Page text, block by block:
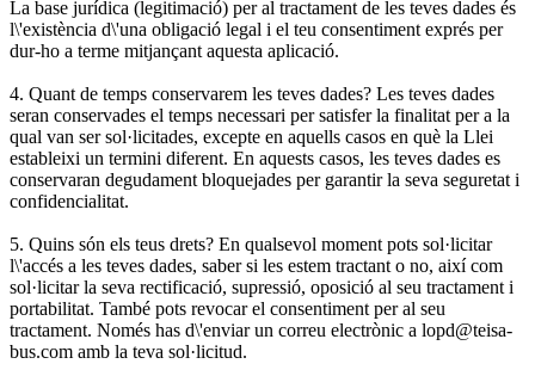
La base jurídica (legitimació) per al tractament de les teves dades és
l\'existència d\'una obligació legal i el teu consentiment exprés per
dur-ho a terme mitjançant aquesta aplicació.
4. Quant de temps conservarem les teves dades? Les teves dades
seran conservades el temps necessari per satisfer la finalitat per a la
qual van ser sol·licitades, excepte en aquells casos en què la Llei
estableixi un termini diferent. En aquests casos, les teves dades es
conservaran degudament bloquejades per garantir la seva seguretat i
confidencialitat.
5. Quins són els teus drets? En qualsevol moment pots sol·licitar
l\'accés a les teves dades, saber si les estem tractant o no, així com
sol·licitar la seva rectificació, supressió, oposició al seu tractament i
portabilitat. També pots revocar el consentiment per al seu
tractament. Només has d\'enviar un correu electrònic a lopd@teisa-
bus.com amb la teva sol·licitud.